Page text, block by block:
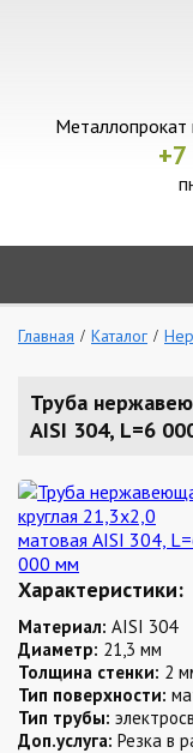
Металлопрокат
Главная Каталог
Труба
AISI 304, L=6
Характеристики:
Материал: AISI 304
Диаметр: 21,3 мм
Толщина стенки: 2
Тип поверхности:
Тип трубы:
Доп.услуга: Резка в